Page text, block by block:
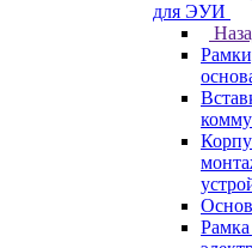
для ЭУИ
Рамка